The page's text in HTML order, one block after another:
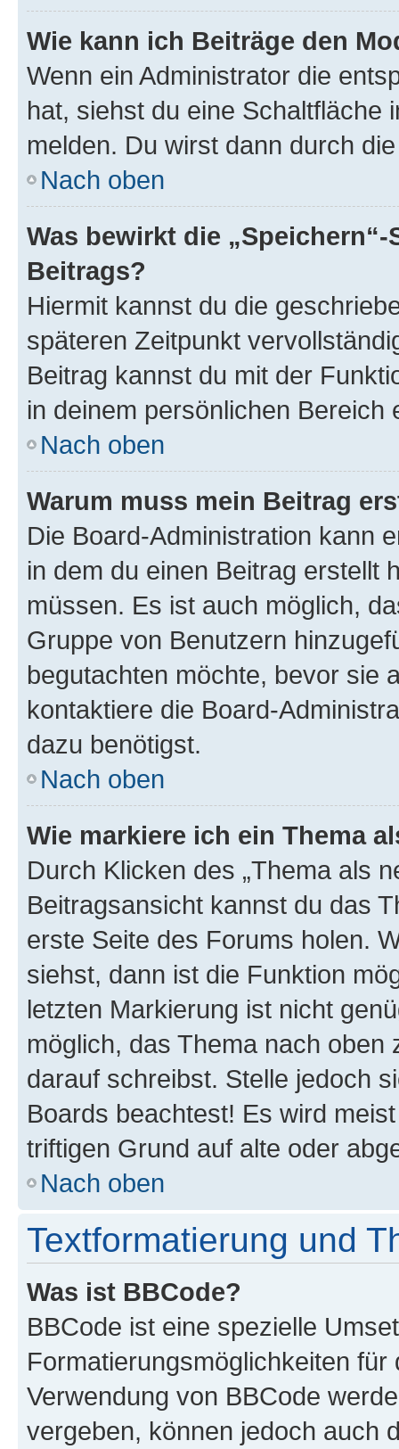
Wie kann ich Beiträge den
Wenn ein Administrator die
hat, siehst du eine Schaltfläche
melden. Du wirst dann durch
Nach oben
Was bewirkt die
Beitrags?
Hiermit kannst du die
späteren Zeitpunkt
Beitrag kannst du mit der
in deinem persönlichen Bereich
Nach oben
Warum muss mein Beitrag
Die Board-Administration kann
in dem du einen Beitrag erstellt
müssen. Es ist auch möglich,
Gruppe von Benutzern
begutachten möchte, bevor sie
kontaktiere die Board-
dazu benötigst.
Nach oben
Wie markiere ich ein Thema
Durch Klicken des „Thema als
Beitragsansicht kannst du das
erste Seite des Forums holen.
siehst, dann ist die Funktion
letzten Markierung ist nicht
möglich, das Thema nach oben
darauf schreibst. Stelle jedoch
Boards beachtest! Es wird
triftigen Grund auf alte oder
Nach oben
Textformatierung und
Was ist BBCode?
BBCode ist eine spezielle
Formatierungsmöglichkeiten
Verwendung von BBCode
vergeben, können jedoch auch